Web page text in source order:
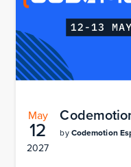
May
12
2027
byCodemotion